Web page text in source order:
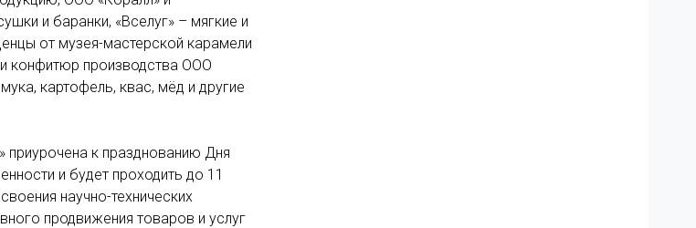
и баранки, «Вселуг» – мягкие и
от музея-мастерской карамели
конфитюр производства ООО
картофель, квас, мёд и другие
приурочена к празднованию Дня
и будет проходить до 11
научно-технических
продвижения товаров и услуг